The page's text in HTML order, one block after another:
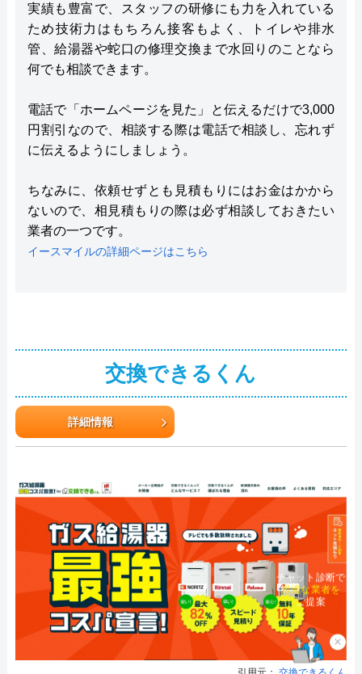
実績も豊富で、スタッフの研修にも力を入れている
ため技術力はもちろん接客もよく、トイレや排水
管、給湯器や蛇口の修理交換まで水回りのことなら
何でも相談できます。
電話で「ホームページを見た」と伝えるだけで3,000
円割引なので、相談する際は電話で相談し、忘れず
に伝えるようにしましょう。
ちなみに、依頼せずとも見積もりにはお金はかから
ないので、相見積もりの際は必ず相談しておきたい
業者の一つです。
イースマイルの詳細ページはこちら
交換できるくん
詳細情報
×
チャット診断で
最適な業者を
ご提案